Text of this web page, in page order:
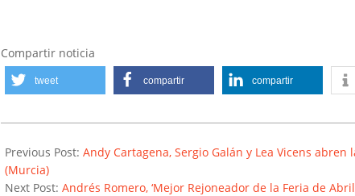
Compartir noticia
tweet compartir compartir
03-
05
Previous Post: Andy Cartagena, Sergio Galán y Lea Vicens abren
(Murcia)
Next Post: Andrés Romero, ‘Mejor Rejoneador de la Feria de Abril